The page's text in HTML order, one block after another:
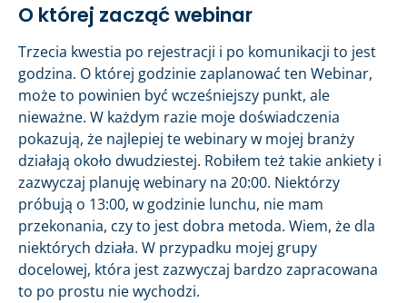
O której zacząć webinar
Trzecia kwestia po rejestracji i po komunikacji to jest
godzina. O której godzinie zaplanować ten Webinar,
może to powinien być wcześniejszy punkt, ale
nieważne. W każdym razie moje doświadczenia
pokazują, że najlepiej te webinary w mojej branży
działają około dwudziestej. Robiłem też takie ankiety i
zazwyczaj planuję webinary na 20:00. Niektórzy
próbują o 13:00, w godzinie lunchu, nie mam
przekonania, czy to jest dobra metoda. Wiem, że dla
niektórych działa. W przypadku mojej grupy
docelowej, która jest zazwyczaj bardzo zapracowana
to po prostu nie wychodzi.